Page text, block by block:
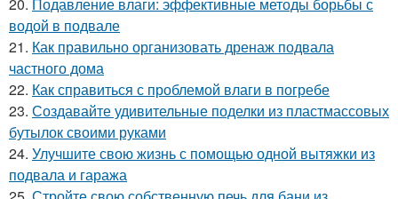
20. Подавление влаги: эффективные методы борьбы с
водой в подвале
21. Как правильно организовать дренаж подвала
частного дома
22. Как справиться с проблемой влаги в погребе
23. Создавайте удивительные поделки из пластмассовых
бутылок своими руками
24. Улучшите свою жизнь с помощью одной вытяжки из
подвала и гаража